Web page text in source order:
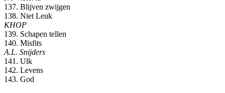
137. Blijven zwijgen
138. Niet Leuk
KHOP
139. Schapen tellen
140. Misfits
A.L. Snijders
141. Ulk
142. Levens
143. God